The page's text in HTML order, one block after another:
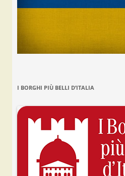
I BORGHI PIÙ BELLI D’ITALIA